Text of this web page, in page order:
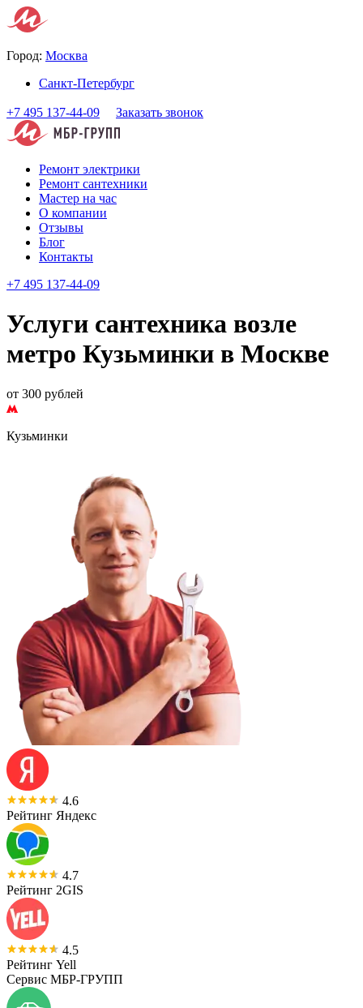
Город: Москва
Санкт-Петербург
+7 495 137-44-09 Заказать звонок
Ремонт электрики
Ремонт сантехники
Мастер на час
О компании
Отзывы
Блог
Контакты
+7 495 137-44-09
Услуги сантехника возле
метро Кузьминки в Москве
от 300 рублей
Кузьминки
4.6
Рейтинг Яндекс
4.7
Рейтинг 2GIS
4.5
Рейтинг Yell
Сервис МБР-ГРУПП